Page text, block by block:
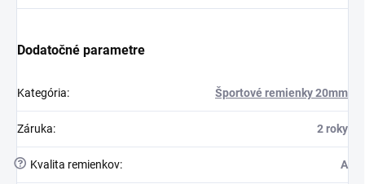
Dodatočné parametre
Kategória: Športové remienky 20mm
Záruka: 2 roky
? Kvalita remienkov: A